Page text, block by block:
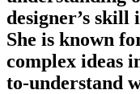
designer’s
She is known
complex ideas
to-understand